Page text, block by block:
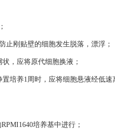
刚贴壁的细胞发生脱落，漂浮；
，应将原代细胞换液；
养1周时，应将细胞悬液经低速
培养基中进行；